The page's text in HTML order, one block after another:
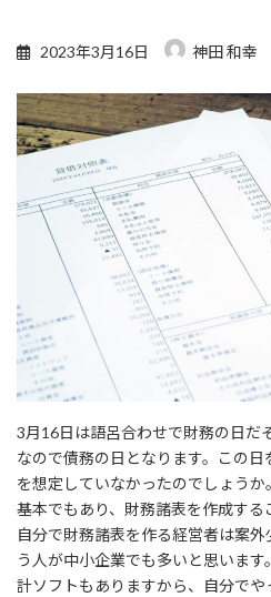
2023年3月16日 神田 和幸
3月16日は語呂合わせで財務の日だ
なので債務の日となります。この
を想定していなかったのでしょう
基本でもあり、財務諸表を作成す
自分で財務諸表を作る経営者は案
う人が中小企業でも多いと思いま
計ソフトもありますから、自分で